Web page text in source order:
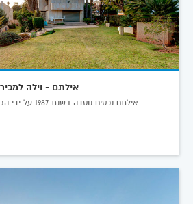
אילתם - וילה למכירה
אילתם נכסים נוסדה בשנת 1987 על ידי הגב 'אילנה שימשוביץ.